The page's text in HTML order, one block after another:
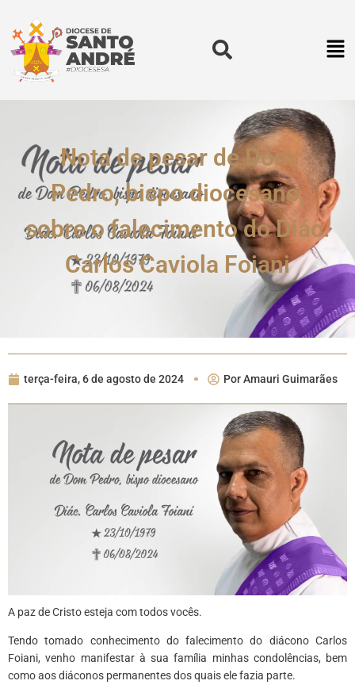
Nota de pesar de Dom
Pedro, bispo diocesano,
sobre o falecimento do Diác.
Carlos Caviola Foiani
terça-feira, 6 de agosto de 2024 PorAmauri Guimarães
A paz de Cristo esteja com todos vocês.
Tendo tomado conhecimento do falecimento do diácono Carlos
Foiani, venho manifestar à sua família minhas condolências, bem
como aos diáconos permanentes dos quais ele fazia parte.